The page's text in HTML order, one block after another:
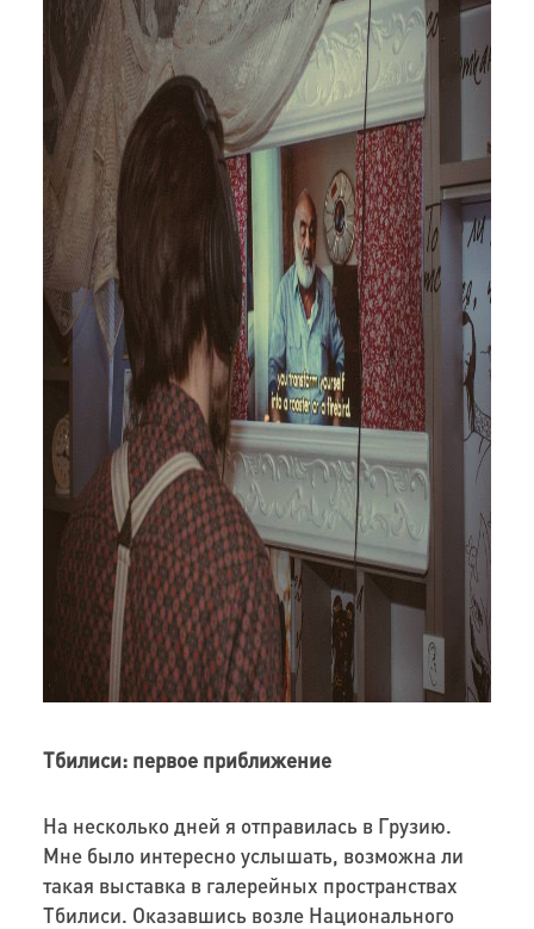
Тбилиси: первое приближение
На несколько дней я отправилась в Грузию.
Мне было интересно услышать, возможна ли
такая выставка в галерейных пространствах
Тбилиси. Оказавшись возле Национального